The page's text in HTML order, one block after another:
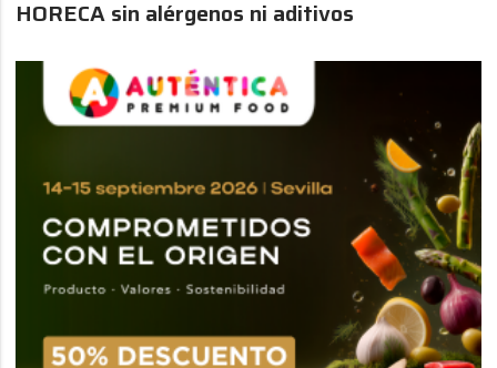
HORECA sin alérgenos ni aditivos